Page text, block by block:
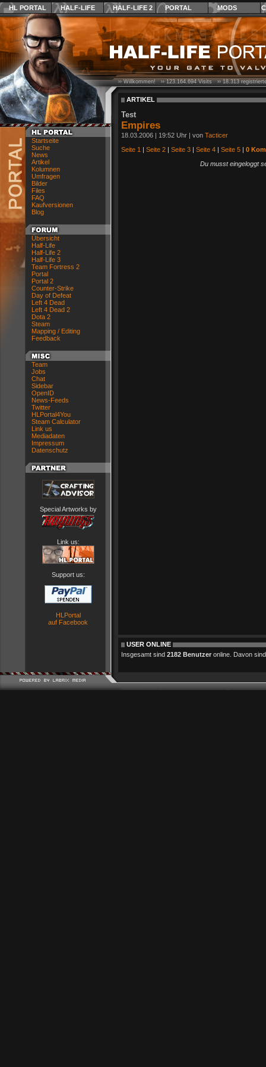
HL PORTAL HALF-LIFE HALF-LIFE 2 PORTAL MODS
Startseite
Suche
News
Artikel
Kolumnen
Umfragen
Bilder
Files
FAQ
Kaufversionen
Blog
Übersicht
Half-Life
Half-Life 2
Half-Life 3
Team Fortress 2
Portal
Portal 2
Counter-Strike
Day of Defeat
Left 4 Dead
Left 4 Dead 2
Dota 2
Steam
Mapping / Editing
Feedback
Team
Jobs
Chat
Sidebar
OpenID
News-Feeds
Twitter
HLPortal4You
Steam Calculator
Link us
Mediadaten
Impressum
Datenschutz
Special Artworks by
Link us:
Support us:
HLPortal
auf Facebook
›› Willkommen! ››123.164.694Visits ››18.313
ARTIKEL
Test
Empires
18.03.2006 | 19:52 Uhr | von Tacticer
Seite 1 | Seite 2 | Seite 3 | Seite 4 | Seite 5 | 0
Du musst eingeloggt
USER ONLINE
Insgesamt sind 2182 Benutzer online. Davon